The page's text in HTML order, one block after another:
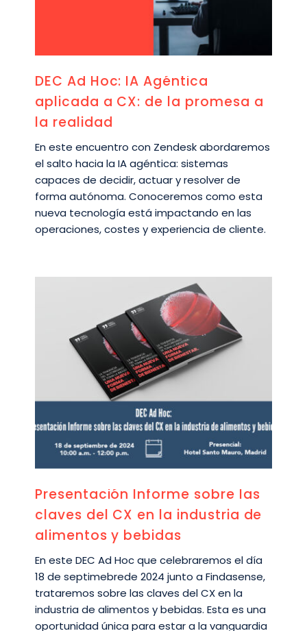
DEC Ad Hoc: IA Agéntica
aplicada a CX: de la promesa a
la realidad
En este encuentro con Zendesk abordaremos
el salto hacia la IA agéntica: sistemas
capaces de decidir, actuar y resolver de
forma autónoma. Conoceremos como esta
nueva tecnología está impactando en las
operaciones, costes y experiencia de cliente.
Presentación Informe sobre las
claves del CX en la industria de
alimentos y bebidas
En este DEC Ad Hoc que celebraremos el día
18 de septimebrede 2024 junto a Findasense,
trataremos sobre las claves del CX en la
industria de alimentos y bebidas. Esta es una
oportunidad única para estar a la vanguardia